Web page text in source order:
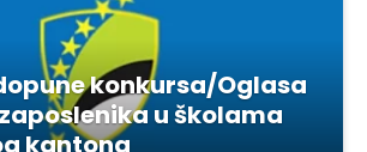
konkursa/Oglasa
u školama
kantona